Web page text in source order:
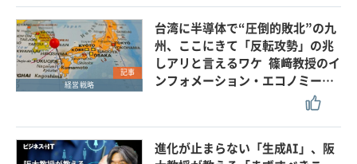
記事
経営戦略
台湾に半導体で“圧倒的敗北”の九
州、ここにきて「反転攻勢」の兆
しアリと言えるワケ 篠﨑教授のイ
ンフォメーション・エコノミー…
進化が止まらない「生成AI」、阪